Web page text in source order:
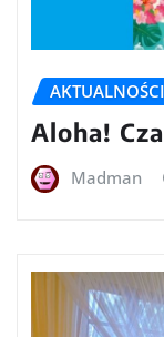
AKTUALNOŚCI
Aloha!
Madman